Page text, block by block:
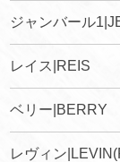
ジャンバール
レイス|REIS
ベリー|BERRY
レヴィン